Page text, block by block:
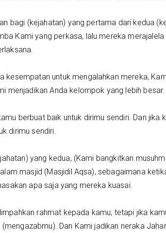
bagi (kejahatan) yang pertama dari kedua
Kami yang perkasa, lalu mereka
kesempatan untuk mengalahkan mereka,
menjadikan Anda kelompok yang lebih besar.
berbuat baik untuk dirimu sendiri. Dan jika
dirimu sendiri.
yang kedua, (Kami bangkitkan
masjid (Masjidil Aqsa), sebagaimana
apa saja yang mereka kuasai.
rahmat kepada kamu; tetapi jika
Dan Kami jadikan neraka